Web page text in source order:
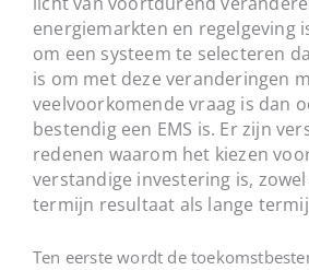
energiemarkten en regelgeving
om een systeem te selecteren
is om met deze veranderingen
veelvoorkomende vraag is dan
bestendig een EMS is. Er zijn
redenen waarom het kiezen
verstandige investering is,
termijn resultaat als lange
Ten eerste wordt de